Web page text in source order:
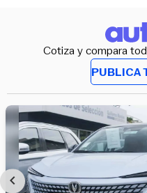
Cotiza y compara
PUBLICA